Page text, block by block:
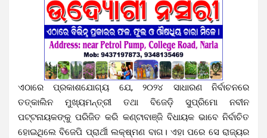
ଏଠାରେ ପ୍ରକାଶଯୋଗ୍ୟ ଯେ, ୨୦୨୪ ସାଧାରଣ ନିର୍ବାଚନରେ
ତତ୍କାଲିନ ମୁଖ୍ୟମନ୍ତ୍ରୀ ତଥା ବିଜେଡ଼ି ସୁପ୍ରିମୋ ନବୀନ
ପଟ୍ଟନାୟକଙ୍କୁ ପରିଜିତ କରି କଣ୍ଟାବାଞ୍ଜି ବିଧାୟକ ଭାବେ ନିର୍ବାଚିତ
ହୋଇଥିଲେ ବିଜେପି ପ୍ରାର୍ଥୀ ଲକ୍ଷ୍ମଣ ବାଗ। ଏହା ପରେ ସେ ରାଜ୍ୟର